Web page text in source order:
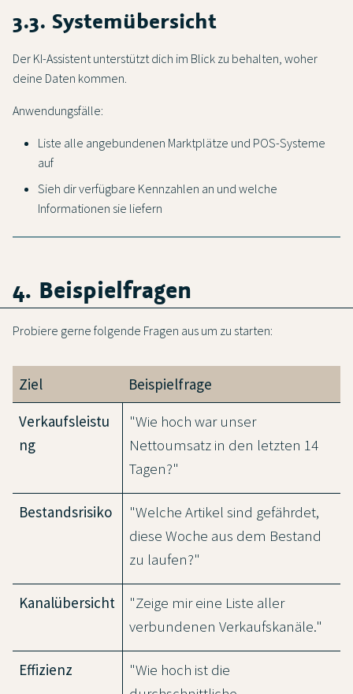
3.3. Systemübersicht
Der KI-Assistent unterstützt dich im Blick zu behalten, woher
deine Daten kommen.
Anwendungsfälle:
Liste alle angebundenen Marktplätze und POS-Systeme
auf
Sieh dir verfügbare Kennzahlen an und welche
Informationen sie liefern
4. Beispielfragen
Probiere gerne folgende Fragen aus um zu starten:
Ziel
Beispielfrage
Verkaufsleistu
ng
"Wie hoch war unser
Nettoumsatz in den letzten 14
Tagen?"
Bestandsrisiko
"Welche Artikel sind gefährdet,
diese Woche aus dem Bestand
zu laufen?"
Kanalübersicht
"Zeige mir eine Liste aller
verbundenen Verkaufskanäle."
Effizienz
"Wie hoch ist die